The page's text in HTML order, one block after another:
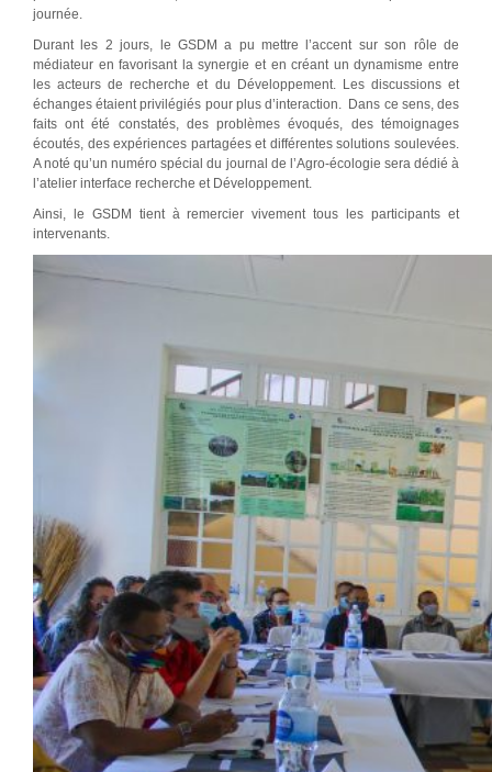
journée.
Durant les 2 jours, le GSDM a pu mettre l’accent sur son rôle de
médiateur en favorisant la synergie et en créant un dynamisme entre
les acteurs de recherche et du Développement. Les discussions et
échanges étaient privilégiés pour plus d’interaction. Dans ce sens, des
faits ont été constatés, des problèmes évoqués, des témoignages
écoutés, des expériences partagées et différentes solutions soulevées.
A noté qu’un numéro spécial du journal de l’Agro-écologie sera dédié à
l’atelier interface recherche et Développement.
Ainsi, le GSDM tient à remercier vivement tous les participants et
intervenants.